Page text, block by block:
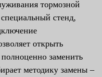
тормозной
стенд,
открыть
заменить
методику замены –